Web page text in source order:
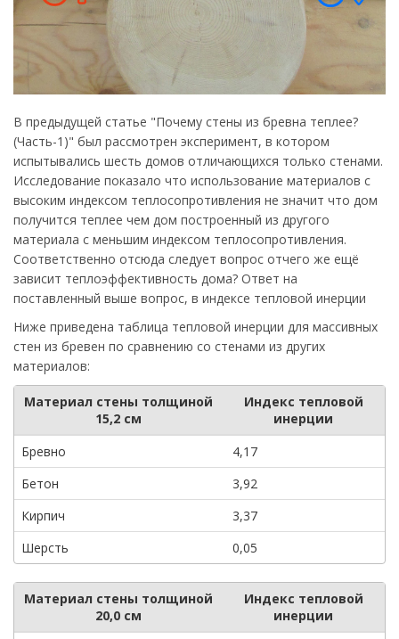
В предыдущей статье "Почему стены из бревна теплее?
(Часть-1)" был рассмотрен эксперимент, в котором
испытывались шесть домов отличающихся только стенами.
Исследование показало что использование материалов с
высоким индексом теплосопротивления не значит что дом
получится теплее чем дом построенный из другого
материала с меньшим индексом теплосопротивления.
Соответственно отсюда следует вопрос отчего же ещё
зависит теплоэффективность дома? Ответ на
поставленный выше вопрос, в индексе тепловой инерции
Ниже приведена таблица тепловой инерции для массивных
стен из бревен по сравнению со стенами из других
материалов:
Материал стены толщиной
15,2 см
Индекс тепловой
инерции
Бревно
4,17
Бетон
3,92
Кирпич
3,37
Шерсть
0,05
Материал стены толщиной
20,0 см
Индекс тепловой
инерции